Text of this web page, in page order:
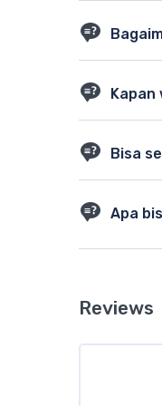
Bisa
Apa
Tentu, lokasi
Reviews